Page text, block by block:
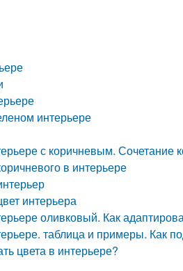
интерьере
с коричневым. Сочетание
в интерьере
интерьера
оливковый. Как
таблица и примеры. Как
цвета в интерьере?